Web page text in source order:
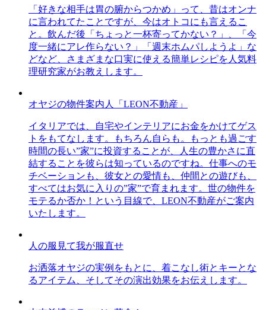
「好きな相手は胃の腑からつかめ」って、昔はオンナ
に言われてたことですが、今はオトコにも言えるこ
と。飲んだ後「ちょっと一杯寄ってかない？」、「今
度一緒にアレ作らない？」「週末ホムパしようよ」な
どなど、さまざまな口実に使える簡単レシピを人気料
理研究家がお教えします。
オヤジの物件案内人「LEON不動産」
イタリアでは、自宅やインテリアにお金をかけてゲス
トをもてなします。もちろん自らも。もっとも過ごす
時間の長い”家”に投資することが、人生の豊かさに直
結することを彼らは知っているのですね。仕事へのモ
チベーションも、彼女との愛情も、仲間との遊びも、
すべてはお気に入りの”家”で育まれます。世の物件を
モテるか否か！という目線で、LEON不動産がご案内
いたします。
人の服見て我が服直せ
お洒落オヤジの実例をもとに、着こなし術とキーとな
るアイテム、そしてその演出効果をお伝えします。